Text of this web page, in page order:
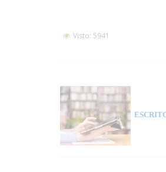
Visto: 5941